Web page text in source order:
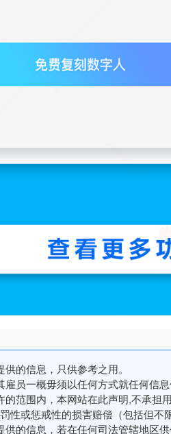
的信息，只供参考之用。
雇员一概毋须以任何方式就任何信
的范围内，本网站在此声明,不承担
性或惩戒性的损害赔偿（包括但
供的信息，若在任何司法管辖地区